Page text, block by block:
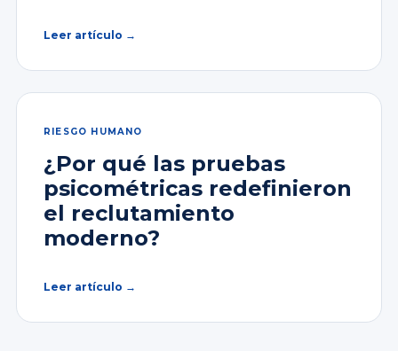
Leer artículo →
RIESGO HUMANO
¿Por qué las pruebas
psicométricas redefinieron
el reclutamiento
moderno?
Leer artículo →